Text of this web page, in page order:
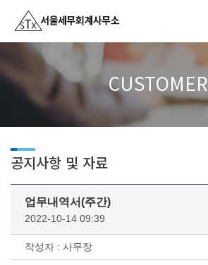
CUSTOMER
공지사항 및 자료
업무내역서(주간)
2022-10-14 09:39
작성자 : 사무장